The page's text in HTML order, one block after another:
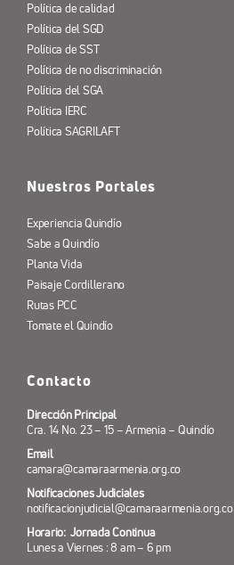
Política de calidad
Política del SGD
Política de SST
Política de no discriminación
Política del SGA
Política IERC
Política SAGRILAFT
Nuestros Portales
Experiencia Quindío
Sabe a Quindío
Planta Vida
Paisaje Cordillerano
Rutas PCC
Tomate el Quindío
Contacto
Dirección Principal
Cra. 14 No. 23 – 15 – Armenia – Quindío
Email
camara@camaraarmenia.org.co
Notificaciones Judiciales
notificacionjudicial@camaraarmenia.org.co
Horario: Jornada Continua
Lunes a Viernes : 8 am – 6 pm